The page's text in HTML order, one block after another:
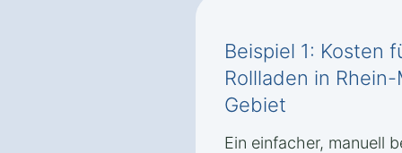
Beispiel 1: Kosten
Rollladen in
Gebiet‎
Ein einfacher, manuell